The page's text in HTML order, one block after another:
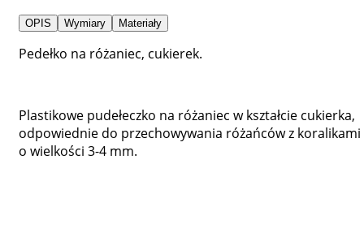
OPIS Wymiary Materiały
Pedełko na różaniec, cukierek.
Plastikowe pudełeczko na różaniec w kształcie cukierka,
odpowiednie do przechowywania różańców z koralikami
o wielkości 3-4 mm.